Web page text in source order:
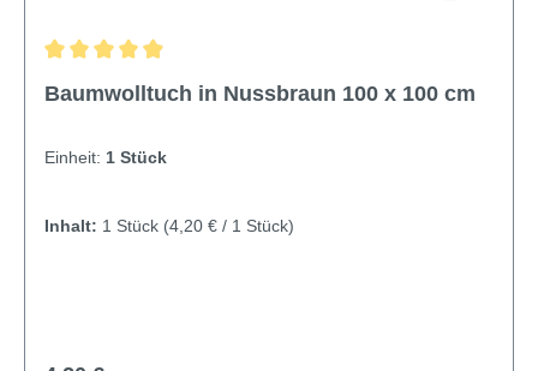
Baumwolltuch in Nussbraun 100 x 100 cm
Einheit: 1 Stück
Inhalt: 1 Stück (4,20 € / 1 Stück)